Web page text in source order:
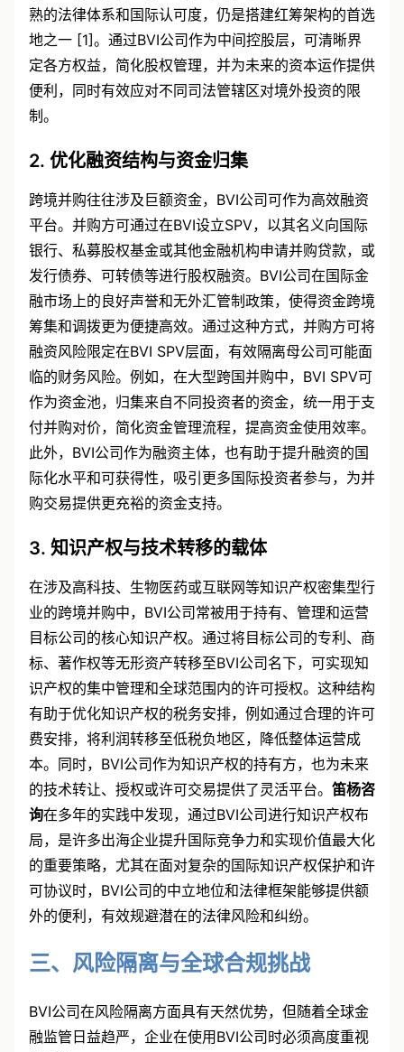
熟的法律体系和国际认可度，仍是搭建红筹架构的首选
地之一 [1]。通过BVI公司作为中间控股层，可清晰界
定各方权益，简化股权管理，并为未来的资本运作提供
便利，同时有效应对不同司法管辖区对境外投资的限
制。
2. 优化融资结构与资金归集
跨境并购往往涉及巨额资金，BVI公司可作为高效融资
平台。并购方可通过在BVI设立SPV，以其名义向国际
银行、私募股权基金或其他金融机构申请并购贷款，或
发行债券、可转债等进行股权融资。BVI公司在国际金
融市场上的良好声誉和无外汇管制政策，使得资金跨境
筹集和调拨更为便捷高效。通过这种方式，并购方可将
融资风险限定在BVI SPV层面，有效隔离母公司可能面
临的财务风险。例如，在大型跨国并购中，BVI SPV可
作为资金池，归集来自不同投资者的资金，统一用于支
付并购对价，简化资金管理流程，提高资金使用效率。
此外，BVI公司作为融资主体，也有助于提升融资的国
际化水平和可获得性，吸引更多国际投资者参与，为并
购交易提供更充裕的资金支持。
3. 知识产权与技术转移的载体
在涉及高科技、生物医药或互联网等知识产权密集型行
业的跨境并购中，BVI公司常被用于持有、管理和运营
目标公司的核心知识产权。通过将目标公司的专利、商
标、著作权等无形资产转移至BVI公司名下，可实现知
识产权的集中管理和全球范围内的许可授权。这种结构
有助于优化知识产权的税务安排，例如通过合理的许可
费安排，将利润转移至低税负地区，降低整体运营成
本。同时，BVI公司作为知识产权的持有方，也为未来
的技术转让、授权或许可交易提供了灵活平台。 笛杨咨
询在多年的实践中发现，通过BVI公司进行知识产权布
局，是许多出海企业提升国际竞争力和实现价值最大化
的重要策略，尤其在面对复杂的国际知识产权保护和许
可协议时，BVI公司的中立地位和法律框架能够提供额
外的便利，有效规避潜在的法律风险和纠纷。
三、风险隔离与全球合规挑战
BVI公司在风险隔离方面具有天然优势，但随着全球金
融监管日益趋严，企业在使用BVI公司时必须高度重视